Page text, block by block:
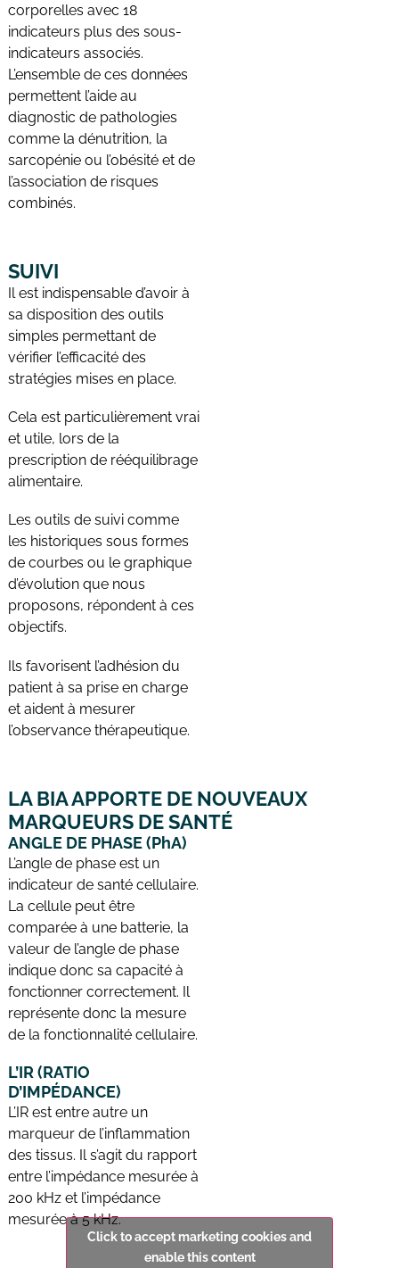
corporelles avec 18
indicateurs plus des sous-
indicateurs associés.
L’ensemble de ces données
permettent l’aide au
diagnostic de pathologies
comme la dénutrition, la
sarcopénie ou l’obésité et de
l’association de risques
combinés.
SUIVI
Il est indispensable d’avoir à
sa disposition des outils
simples permettant de
vérifier l’efficacité des
stratégies mises en place.
Cela est particulièrement vrai
et utile, lors de la
prescription de rééquilibrage
alimentaire.
Les outils de suivi comme
les historiques sous formes
de courbes ou le graphique
d’évolution que nous
proposons, répondent à ces
objectifs.
Ils favorisent l’adhésion du
patient à sa prise en charge
et aident à mesurer
l’observance thérapeutique.
LA BIA APPORTE DE NOUVEAUX
MARQUEURS DE SANTÉ
ANGLE DE PHASE (PhA)
L’angle de phase est un
indicateur de santé cellulaire.
La cellule peut être
comparée à une batterie, la
valeur de l’angle de phase
indique donc sa capacité à
fonctionner correctement. Il
représente donc la mesure
de la fonctionnalité cellulaire.
L’IR (RATIO
D’IMPÉDANCE)
L’IR est entre autre un
marqueur de l’inflammation
des tissus. Il s’agit du rapport
entre l’impédance mesurée à
200 kHz et l’impédance
mesurée à 5 kHz.
Click to accept marketing cookies and
enable this content